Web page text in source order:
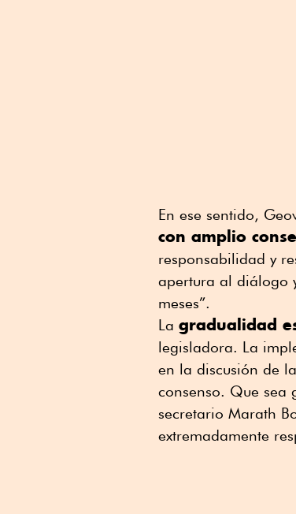
En ese sentido,
con amplio
responsabilidad y
apertura al diálogo
meses”.
La gradualidad
legisladora. La
en la discusión de
consenso. Que sea
secretario Marath
extremadamente